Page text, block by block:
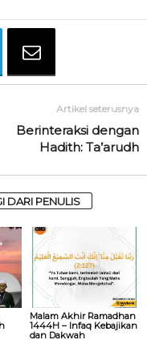
Artikel seterusnya
Berinteraksi dengan
Hadith: Ta’arudh
DARI PENULIS
Malam Akhir Ramadhan
1444H – Infaq Kebajikan
dan Dakwah